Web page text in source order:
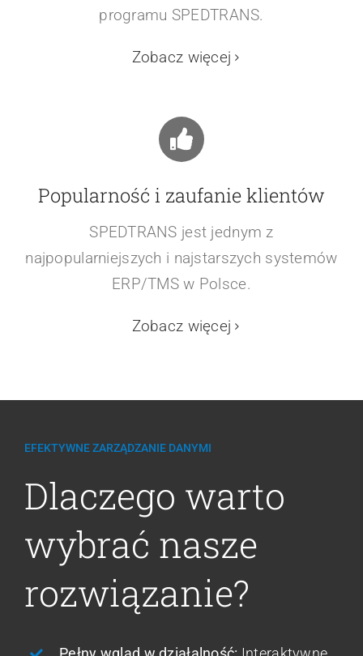
programu SPEDTRANS.
Zobacz więcej
Popularność i zaufanie klientów
SPEDTRANS jest jednym z
najpopularniejszych i najstarszych systemów
ERP/TMS w Polsce.
Zobacz więcej
EFEKTYWNE ZARZĄDZANIE DANYMI
Dlaczego warto
wybrać nasze
rozwiązanie?